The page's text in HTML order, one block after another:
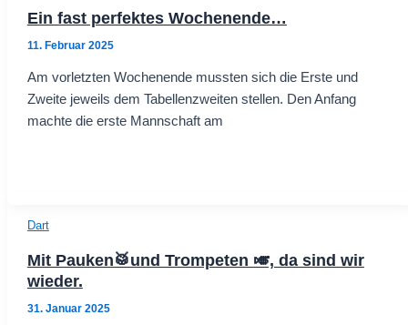
Ein fast perfektes Wochenende…
11. Februar 2025
Am vorletzten Wochenende mussten sich die Erste und
Zweite jeweils dem Tabellenzweiten stellen. Den Anfang
machte die erste Mannschaft am
Dart
Mit Pauken🥁und Trompeten 🎺, da sind wir
wieder.
31. Januar 2025